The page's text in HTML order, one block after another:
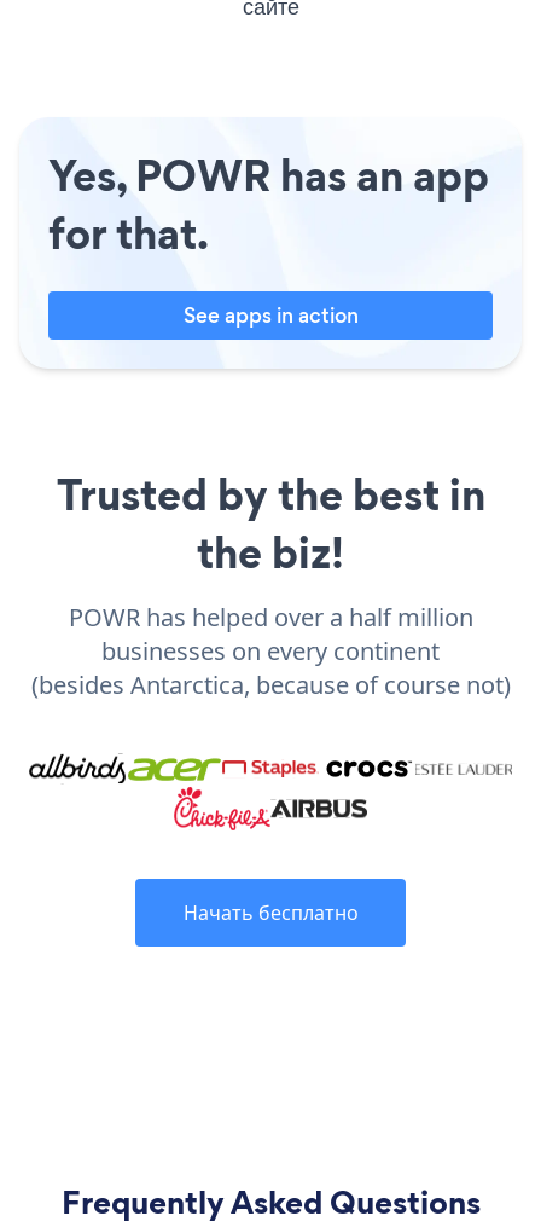
Yes, POWR has an app
for that.
See apps in action
Trusted by the best in
the biz!
POWR has helped over a half million
businesses on every continent
(besides Antarctica, because of course not)
Начать бесплатно
Frequently Asked Questions